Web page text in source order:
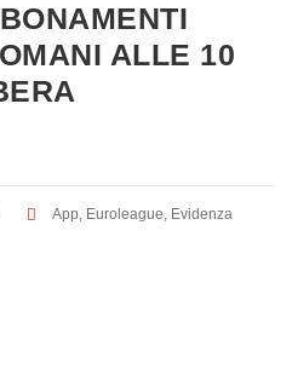
ALLE 10
App, Euroleague, Evidenza